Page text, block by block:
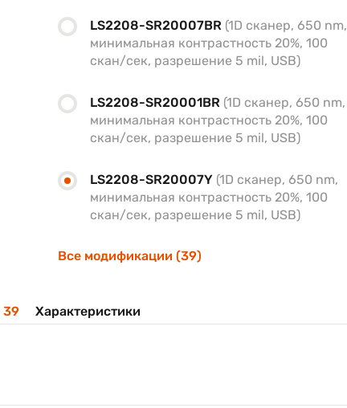
LS2208-SR20007BR (1D сканер, 650 nm,
минимальная контрастность 20%, 100
скан/сек, разрешение 5 mil, USB)
LS2208-SR20001BR (1D сканер, 650 nm,
минимальная контрастность 20%, 100
скан/сек, разрешение 5 mil, USB)
LS2208-SR20007Y (1D сканер, 650 nm,
минимальная контрастность 20%, 100
скан/сек, разрешение 5 mil, USB)
Все модификации (39)
39 Характеристики